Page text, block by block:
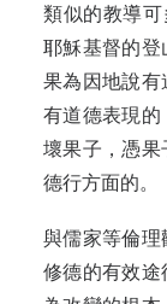
類似的教導可
耶穌基督的
果為因地說
有道德表現
壞果子，憑
德行方面的。
與儒家等倫
修德的有效